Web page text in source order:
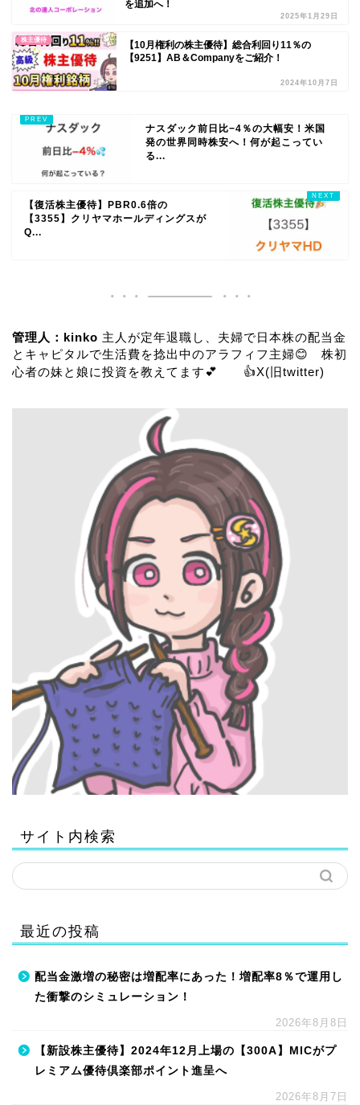
を追加へ！
2025年1月29日
株主優待
【10月権利の株主優待】総合利回り11％の
【9251】AB＆Companyをご紹介！
2024年10月7日
ナスダック前日比−4％の大幅安！米国
発の世界同時株安へ！何が起こってい
る...
【復活株主優待】PBR0.6倍の
【3355】クリヤマホールディングスが
Q...
管理人：kinko 主人が定年退職し、夫婦で日本株の配当金
とキャピタルで生活費を捻出中のアラフィフ主婦😊 株初
心者の妹と娘に投資を教えてます💕 👍X(旧twitter)
サイト内検索
最近の投稿
配当金激増の秘密は増配率にあった！増配率8％で運用し
た衝撃のシミュレーション！
2026年8月8日
【新設株主優待】2024年12月上場の【300A】MICがプ
レミアム優待倶楽部ポイント進呈へ
2026年8月7日